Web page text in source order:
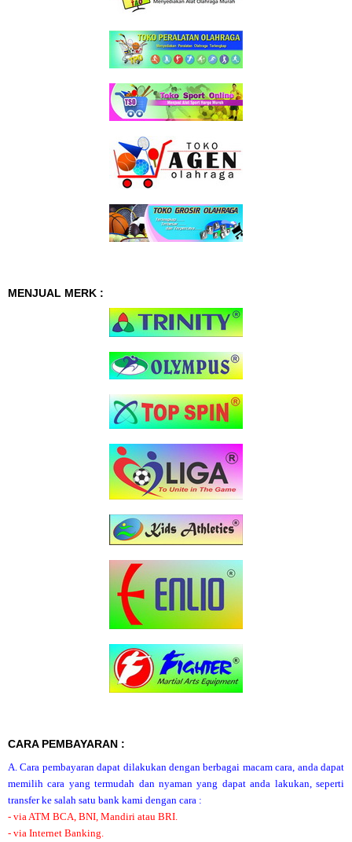
MENJUAL MERK :
CARA PEMBAYARAN :
A. Cara pembayaran dapat dilakukan dengan berbagai macam cara, anda dapat
memilih cara yang termudah dan nyaman yang dapat anda lakukan, seperti
transfer ke salah satu bank kami dengan cara :
- via ATM BCA, BNI, Mandiri atau BRI.
- via Internet Banking.